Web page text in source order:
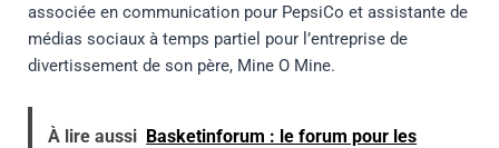
associée en communication pour PepsiCo et assistante de
médias sociaux à temps partiel pour l’entreprise de
divertissement de son père, Mine O Mine.
À lire aussi Basketinforum : le forum pour les